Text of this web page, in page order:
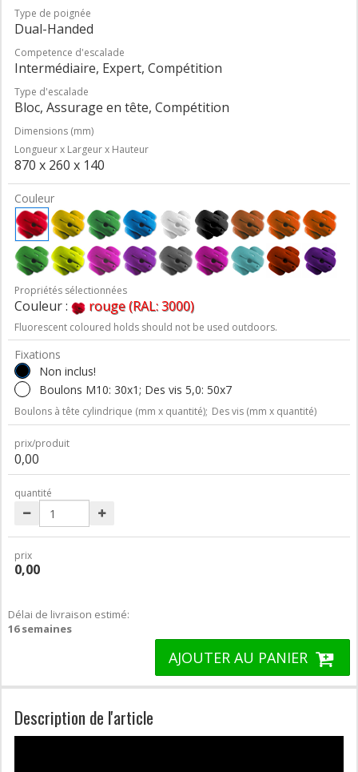
Type de poignée
Dual-Handed
Competence d'escalade
Intermédiaire, Expert, Compétition
Type d'escalade
Bloc, Assurage en tête, Compétition
Dimensions (mm)
Longueur x Largeur x Hauteur
870 x 260 x 140
Couleur
Propriétés sélectionnées
Couleur : rouge (RAL: 3000)
Fluorescent coloured holds should not be used outdoors.
Fixations
Non inclus!
Boulons M10: 30x1; Des vis 5,0: 50x7
Boulons à tête cylindrique (mm x quantité); Des vis (mm x quantité)
prix/produit
0,00
quantité
prix
0,00
Délai de livraison estimé:
16 semaines
AJOUTER AU PANIER
Description de l'article